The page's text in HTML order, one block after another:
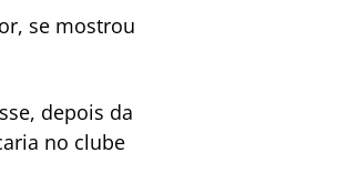
se mostrou
depois da
no clube